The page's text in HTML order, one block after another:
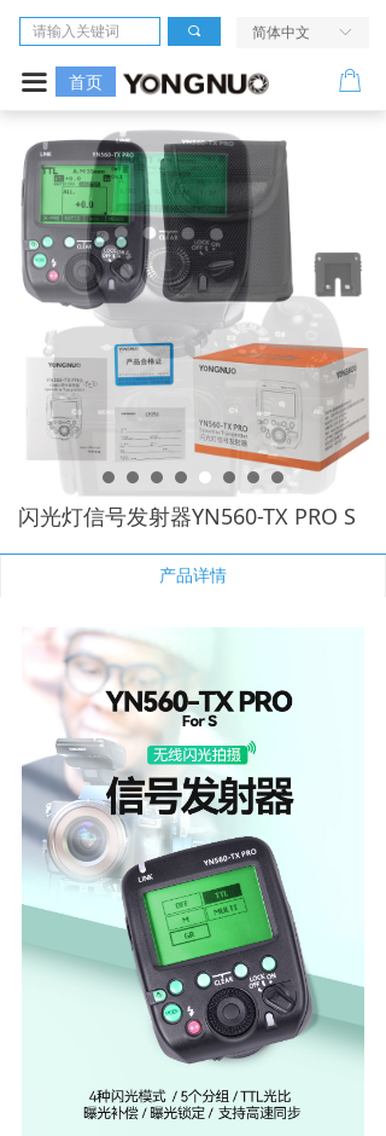
끀
首页
相机
镜头
LED摄像灯
闪光灯
无线引闪系统
电源及配件
走进我们
服务与支持
活动中心
下载与支持
app下载
ꂆ
首页
끠 ꀅ
简体中文
闪光灯信号发射器YN560-TX PRO S
产品详情